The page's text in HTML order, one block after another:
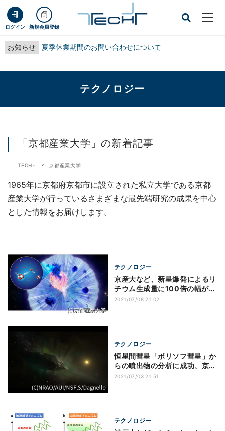
ログイン 新規会員登録
お知らせ 夏季休業期間のお問い合わせについて
テクノロジー
「京都産業大学」の新着記事
TECH+ 京都産業大学
1965年に京都府京都市に設立された私立大学である京都
産業大学が行っているさまざまな最先端研究の成果を中心
とした情報をお届けします。
テクノロジー
京産大など、新星爆発によるリ
チウム生成量に100倍の幅があ
ることを確認
2021/07/08 21:02
テクノロジー
恒星間彗星「ボリソフ彗星」か
らの噴出物の分析に成功、京都
産業大学など
2021/07/03 21:51
テクノロジー